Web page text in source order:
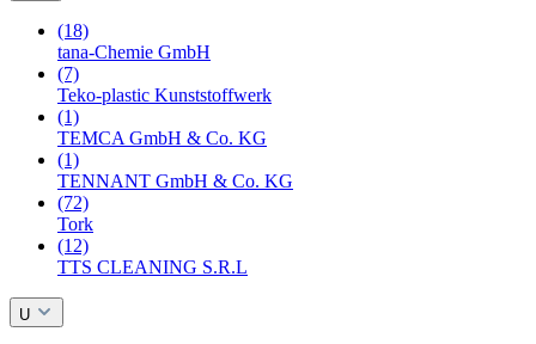
(18)
tana-Chemie GmbH
(7)
Teko-plastic Kunststoffwerk
(1)
TEMCA GmbH & Co. KG
(1)
TENNANT GmbH & Co. KG
(72)
Tork
(12)
TTS CLEANING S.R.L
U